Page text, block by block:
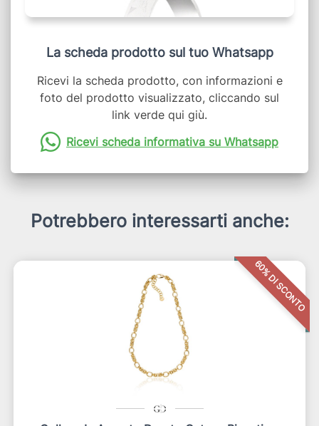
La scheda prodotto sul tuo Whatsapp
Ricevi la scheda prodotto, con informazioni e
foto del prodotto visualizzato, cliccando sul
link verde qui giù.
Ricevi scheda informativa su Whatsapp
Potrebbero interessarti anche:
60% DI SCONTO